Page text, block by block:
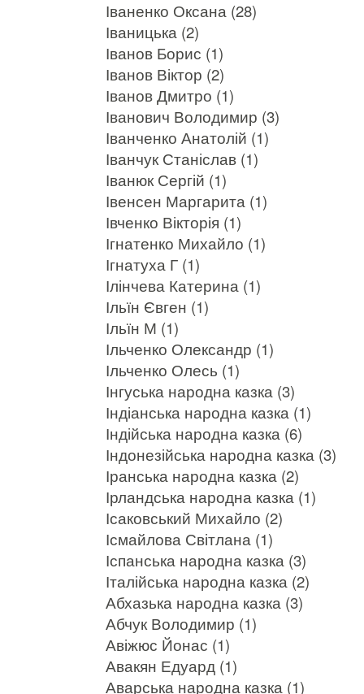
Іваненко Оксана (28)
Іваницька (2)
Іванов Борис (1)
Іванов Віктор (2)
Іванов Дмитро (1)
Іванович Володимир (3)
Іванченко Анатолій (1)
Іванчук Станіслав (1)
Іванюк Сергій (1)
Івенсен Маргарита (1)
Івченко Вікторія (1)
Ігнатенко Михайло (1)
Ігнатуха Г (1)
Ілінчева Катерина (1)
Ільїн Євген (1)
Ільїн М (1)
Ільченко Олександр (1)
Ільченко Олесь (1)
Інгуська народна казка (3)
Індіанська народна казка (1)
Індійська народна казка (6)
Індонезійська народна казка (3)
Іранська народна казка (2)
Ірландська народна казка (1)
Ісаковський Михайло (2)
Ісмайлова Світлана (1)
Іспанська народна казка (3)
Італійська народна казка (2)
Абхазька народна казка (3)
Абчук Володимир (1)
Авіжюс Йонас (1)
Авакян Едуард (1)
Аварська народна казка (1)